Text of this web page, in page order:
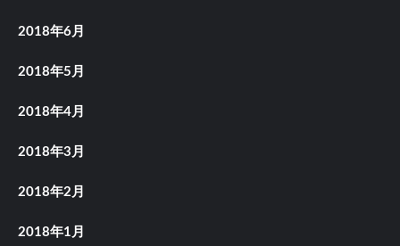
2018年6月
2018年5月
2018年4月
2018年3月
2018年2月
2018年1月